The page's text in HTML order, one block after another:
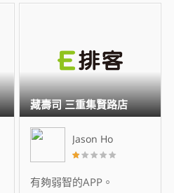
Jason Ho
有夠弱智的APP。
藏壽司 三重集賢路店